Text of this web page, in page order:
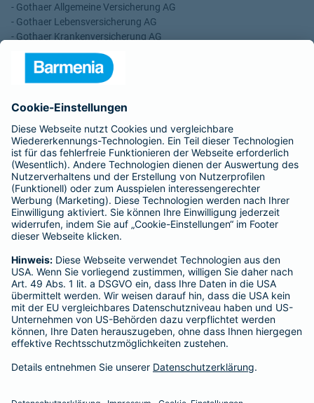
- Gothaer Allgemeine Versicherung AG
- Gothaer Lebensversicherung AG
- Gothaer Krankenversicherung AG
- ROLAND Rechtsschutz-Versicherungs-AG
- ROLAND Schutzbrief-Versicherung AG
Vergütungen, die in der zu entrichtenden Versicherungsprämie
enthalten sind.
Schlichtungsstellen
Für Lebens- und Sachversicherungen:
Verein Versicherungsombudsmann eV,
Postfach 080632, 10006 Berlin
Für private Krankenversicherungen:
Ombudsmann für private Kranken- / Pflege-Versicherungen,
Postfach 060222, 10052 Berlin
Impressum
Barmenia Versicherung - Mahmoud Sad
Rotdornweg 31
Tel. 02241 9231219